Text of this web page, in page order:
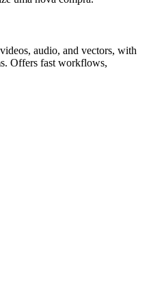
audio, and vectors, with
Offers fast workflows,